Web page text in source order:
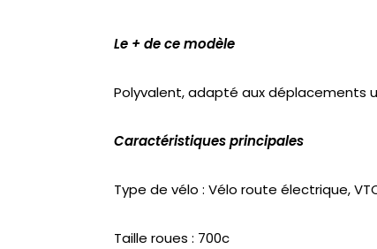
Le + de ce modèle
Polyvalent, adapté aux déplacements
Caractéristiques principales
Type de vélo : Vélo route électrique,
Taille roues : 700c